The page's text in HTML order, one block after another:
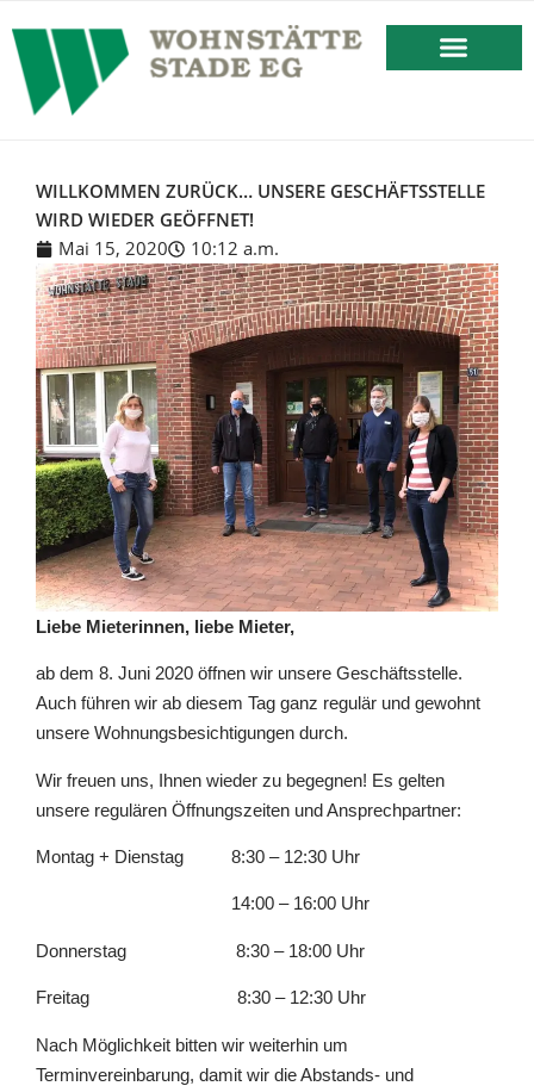
springen
WILLKOMMEN ZURÜCK… UNSERE GESCHÄFTSSTELLE
WIRD WIEDER GEÖFFNET!
Mai 15, 2020
10:12 a.m.
Liebe Mieterinnen, liebe Mieter,
ab dem 8. Juni 2020 öffnen wir unsere Geschäftsstelle.
Auch führen wir ab diesem Tag ganz regulär und gewohnt
unsere Wohnungsbesichtigungen durch.
Wir freuen uns, Ihnen wieder zu begegnen! Es gelten
unsere regulären Öffnungszeiten und Ansprechpartner:
Montag + Dienstag 8:30 – 12:30 Uhr
14:00 – 16:00 Uhr
Donnerstag 8:30 – 18:00 Uhr
Freitag 8:30 – 12:30 Uhr
Nach Möglichkeit bitten wir weiterhin um
Terminvereinbarung, damit wir die Abstands- und